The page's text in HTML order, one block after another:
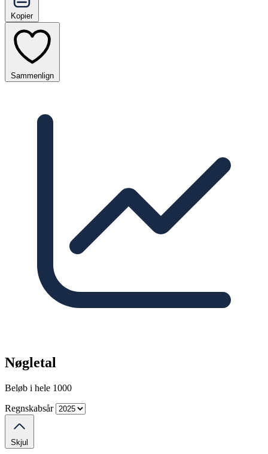
Kopier
Sammenlign
Nøgletal
Beløb i hele 1000
Regnskabsår
Skjul